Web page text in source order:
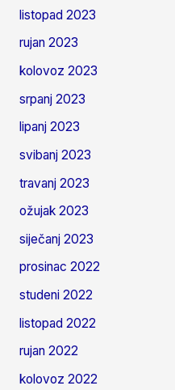
listopad 2023
rujan 2023
kolovoz 2023
srpanj 2023
lipanj 2023
svibanj 2023
travanj 2023
ožujak 2023
siječanj 2023
prosinac 2022
studeni 2022
listopad 2022
rujan 2022
kolovoz 2022